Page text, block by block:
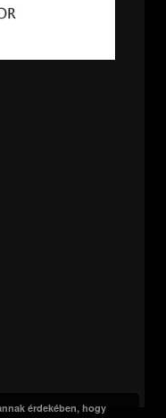
érdekében, hogy